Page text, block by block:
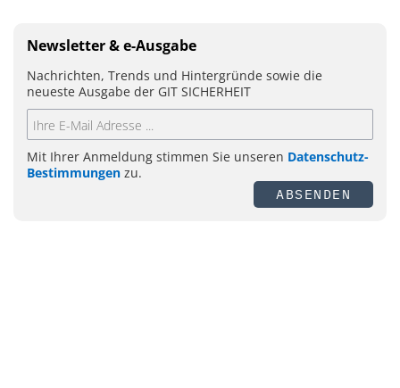
Newsletter & e-Ausgabe
Nachrichten, Trends und Hintergründe sowie die
neueste Ausgabe der GIT SICHERHEIT
Mit Ihrer Anmeldung stimmen Sie unseren Datenschutz-
Bestimmungen zu.
ABSENDEN